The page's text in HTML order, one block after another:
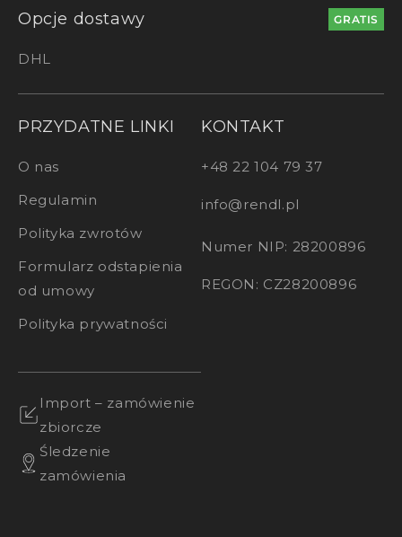
Opcje dostawy GRATIS
DHL
PRZYDATNE LINKI
O nas
Regulamin
Polityka zwrotów
Formularz odstapienia
od umowy
Polityka prywatności
Import – zamówienie
zbiorcze
Śledzenie
zamówienia
KONTAKT
+48 22 104 79 37
info@rendl.pl
Numer NIP: 28200896
REGON: CZ28200896